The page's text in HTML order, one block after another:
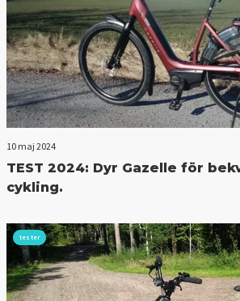
10 maj 2024
TEST 2024: Dyr Gazelle för
cykling.
tester